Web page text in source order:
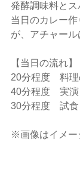
発酵調味料と
当日のカレー
が、アチャール
【当日の流れ】
20分程度 料理
40分程度 実演
30分程度 試食
※画像はイメー